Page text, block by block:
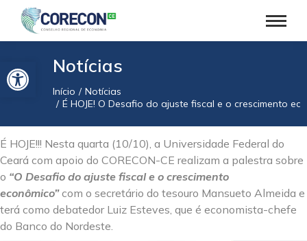
Barra de Ferramentas AbertaNotícias
Você está aqui:
Início
Notícias
É HOJE! O Desafio do ajuste fiscal e o crescimento
É HOJE!!! Nesta quarta (10/10), a Universidade Federal do
Ceará com apoio do CORECON-CE realizam a palestra sobre
o “O Desafio do ajuste fiscal e o crescimento
econômico”com o secretário do tesouro Mansueto Almeida e
terá como debatedor Luiz Esteves, que é economista-chefe
do Banco do Nordeste.